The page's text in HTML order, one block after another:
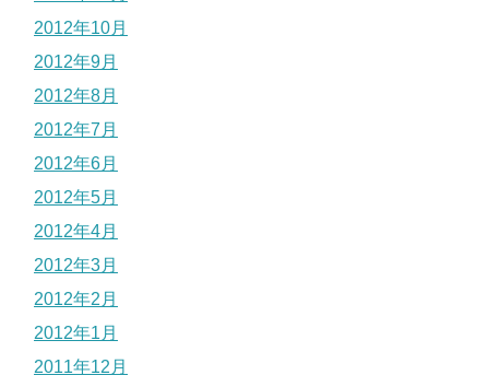
2012年10月
2012年9月
2012年8月
2012年7月
2012年6月
2012年5月
2012年4月
2012年3月
2012年2月
2012年1月
2011年12月